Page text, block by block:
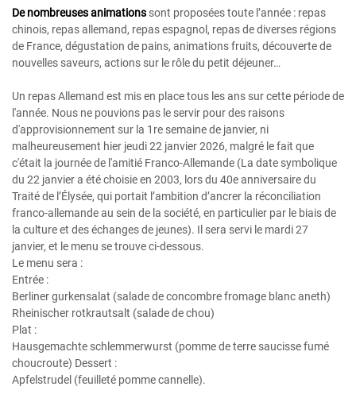
De nombreuses animations sont proposées toute l’année : repas
chinois, repas allemand, repas espagnol, repas de diverses régions
de France, dégustation de pains, animations fruits, découverte de
nouvelles saveurs, actions sur le rôle du petit déjeuner…
Un repas Allemand est mis en place tous les ans sur cette période de
l'année. Nous ne pouvions pas le servir pour des raisons
d'approvisionnement sur la 1re semaine de janvier, ni
malheureusement hier jeudi 22 janvier 2026, malgré le fait que
c'était la journée de l'amitié Franco-Allemande (La date symbolique
du 22 janvier a été choisie en 2003, lors du 40e anniversaire du
Traité de l’Élysée, qui portait l’ambition d’ancrer la réconciliation
franco-allemande au sein de la société, en particulier par le biais de
la culture et des échanges de jeunes). Il sera servi le mardi 27
janvier, et le menu se trouve ci-dessous.
Le menu sera :
Entrée :
Berliner gurkensalat (salade de concombre fromage blanc aneth)
Rheinischer rotkrautsalt (salade de chou)
Plat :
Hausgemachte schlemmerwurst (pomme de terre saucisse fumé
choucroute) Dessert :
Apfelstrudel (feuilleté pomme cannelle).